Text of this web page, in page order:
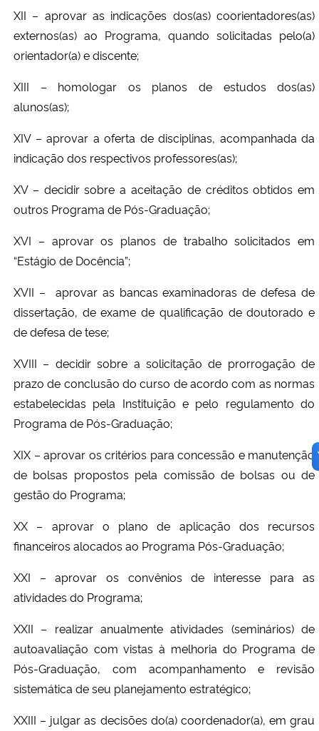
XII – aprovar as indicações dos(as) coorientadores(as)
externos(as) ao Programa, quando solicitadas pelo(a)
orientador(a) e discente;
XIII – homologar os planos de estudos dos(as)
alunos(as);
XIV – aprovar a oferta de disciplinas, acompanhada da
indicação dos respectivos professores(as);
XV – decidir sobre a aceitação de créditos obtidos em
outros Programa de Pós-Graduação;
XVI – aprovar os planos de trabalho solicitados em
“Estágio de Docência”;
XVII – aprovar as bancas examinadoras de defesa de
dissertação, de exame de qualificação de doutorado e
de defesa de tese;
XVIII – decidir sobre a solicitação de prorrogação de
prazo de conclusão do curso de acordo com as normas
estabelecidas pela Instituição e pelo regulamento do
Programa de Pós-Graduação;
XIX – aprovar os critérios para concessão e manutenção
de bolsas propostos pela comissão de bolsas oude
gestão do Programa;
XX – aprovar o plano de aplicação dos recursos
financeiros alocados ao Programa Pós-Graduação;
XXI – aprovar os convênios de interesse para as
atividades do Programa;
XXII – realizar anualmente atividades (seminários) de
autoavaliação com vistas à melhoria do Programa de
Pós-Graduação, com acompanhamento e revisão
sistemática de seu planejamento estratégico;
XXIII – julgar as decisões do(a) coordenador(a), em grau